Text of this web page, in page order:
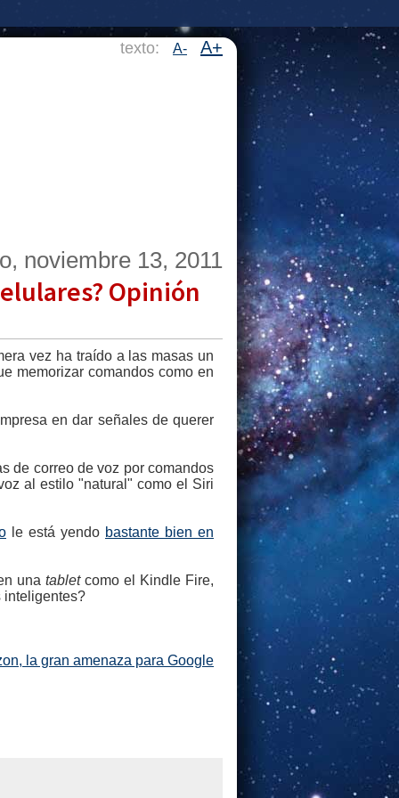
texto: A- A+
noviembre 13, 2011
Opinión
vez ha traído a las masas un
memorizar comandos como en
en dar señales de querer
de correo de voz por comandos
al estilo "natural" como el Siri
le está yendo bastante bien en
una tabletcomo el Kindle Fire,
inteligentes?
la gran amenaza para Google